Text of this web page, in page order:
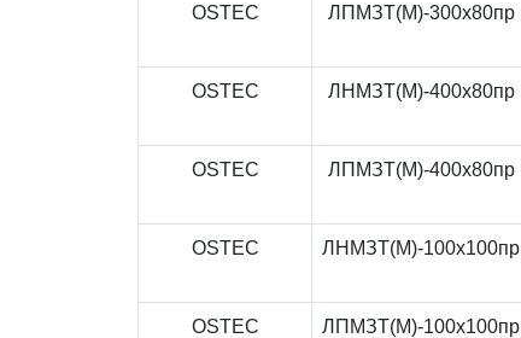
OSTEC ЛПМЗТ(М)-300x80пр
OSTEC ЛНМЗТ(М)-400x80пр
OSTEC ЛПМЗТ(М)-400x80пр
OSTEC ЛНМЗТ(М)-100x100пр
OSTEC ЛПМЗТ(М)-100x100пр